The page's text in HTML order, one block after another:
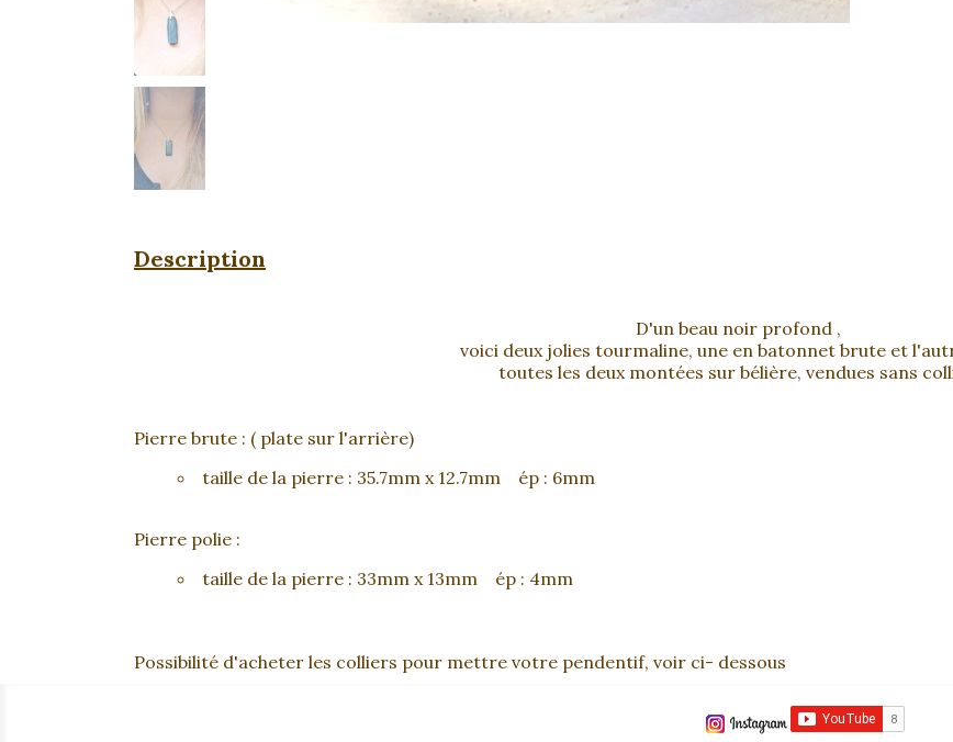
Description
D'un beau noir profond ,
voici deux jolies tourmaline, une en batonnet brute et
toutes les deux montées sur bélière, vendues sans
Pierre brute : ( plate sur l'arrière)
taille de la pierre : 35.7mm x 12.7mm ép : 6mm
Pierre polie :
taille de la pierre : 33mm x 13mm ép : 4mm
Possibilité d'acheter les colliers pour mettre votre pendentif, voir ci- dessous